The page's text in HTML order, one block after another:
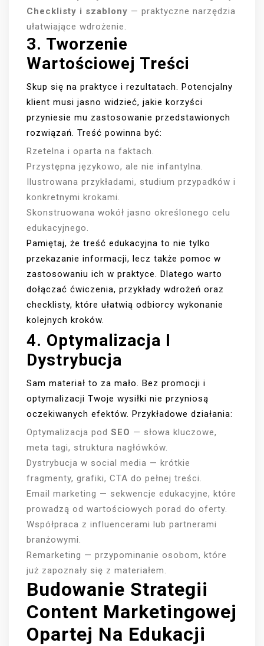
Checklisty i szablony — praktyczne narzędzia
ułatwiające wdrożenie.
3. Tworzenie
Wartościowej Treści
Skup się na praktyce i rezultatach. Potencjalny
klient musi jasno widzieć, jakie korzyści
przyniesie mu zastosowanie przedstawionych
rozwiązań. Treść powinna być:
Rzetelna i oparta na faktach.
Przystępna językowo, ale nie infantylna.
Ilustrowana przykładami, studium przypadków i
konkretnymi krokami.
Skonstruowana wokół jasno określonego celu
edukacyjnego.
Pamiętaj, że treść edukacyjna to nie tylko
przekazanie informacji, lecz także pomoc w
zastosowaniu ich w praktyce. Dlatego warto
dołączać ćwiczenia, przykłady wdrożeń oraz
checklisty, które ułatwią odbiorcy wykonanie
kolejnych kroków.
4. Optymalizacja I
Dystrybucja
Sam materiał to za mało. Bez promocji i
optymalizacji Twoje wysiłki nie przyniosą
oczekiwanych efektów. Przykładowe działania:
Optymalizacja pod SEO — słowa kluczowe,
meta tagi, struktura nagłówków.
Dystrybucja w social media — krótkie
fragmenty, grafiki, CTA do pełnej treści.
Email marketing — sekwencje edukacyjne, które
prowadzą od wartościowych porad do oferty.
Współpraca z influencerami lub partnerami
branżowymi.
Remarketing — przypominanie osobom, które
już zapoznały się z materiałem.
Budowanie Strategii
Content Marketingowej
Opartej Na Edukacji